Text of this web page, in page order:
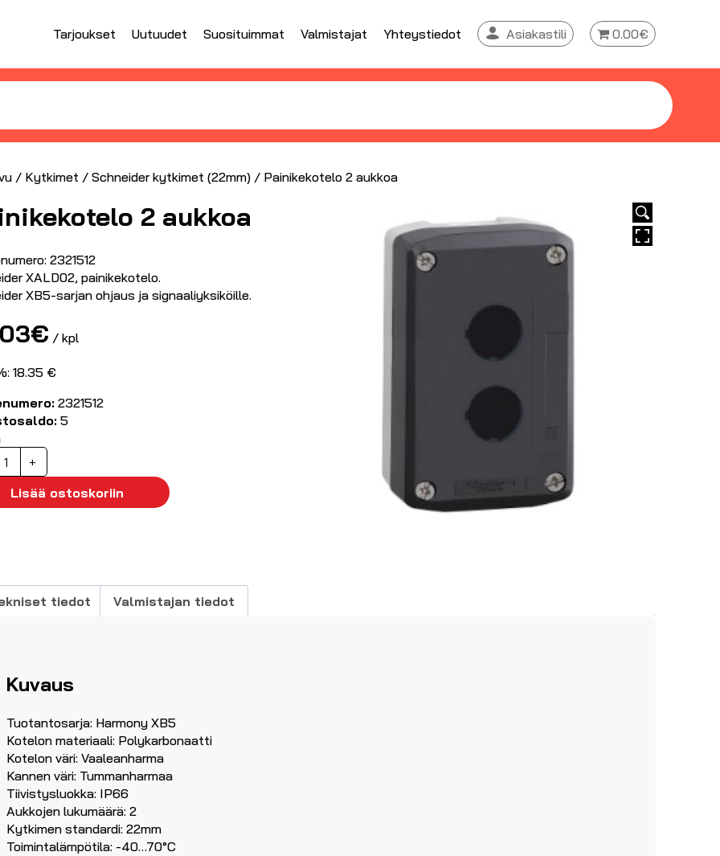
Tarjoukset Uutuudet Suosituimmat Valmistajat Yhteystiedot Asiakastili 0.00€
/ Kytkimet / Schneider kytkimet (22mm) / Painikekotelo 2 aukkoa
2 aukkoa
2321512
XALD02, painikekotelo.
XB5-sarjan ohjaus ja signaaliyksiköille.
€ / kpl
18.35 €
2321512
5
+
Lisää ostoskoriin
tiedot Valmistajan tiedot
Kuvaus
Tuotantosarja: Harmony XB5
Kotelon materiaali: Polykarbonaatti
Kotelon väri: Vaaleanharma
Kannen väri: Tummanharmaa
Tiivistysluokka: IP66
Aukkojen lukumäärä: 2
Kytkimen standardi: 22mm
Toimintalämpötila: -40…70°C